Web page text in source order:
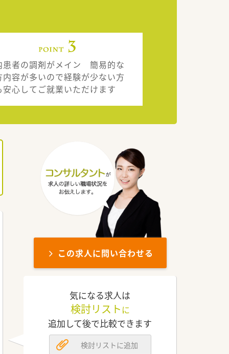
患者の調剤がメイン 簡易的な
内容が多いので経験が少ない方
安心してご就業いただけます
この求人に問い合わせる
気になる求人は
検討リスト に
追加して後で比較できます
検討リストに追加